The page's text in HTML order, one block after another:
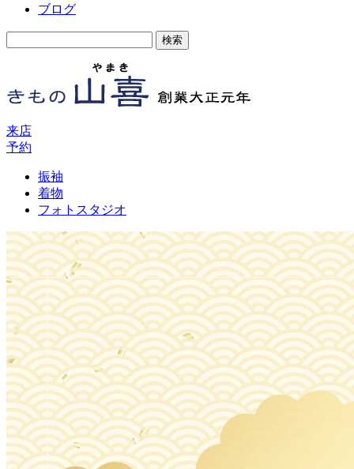
ブログ
来店
予約
振袖
着物
フォトスタジオ